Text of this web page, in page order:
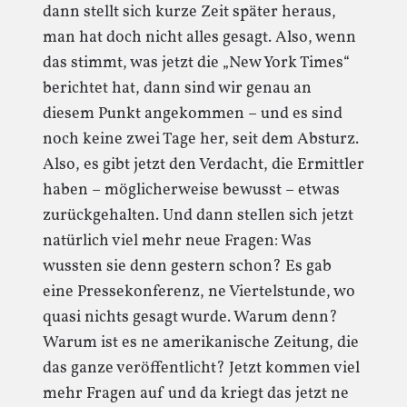
dann stellt sich kurze Zeit später heraus,
man hat doch nicht alles gesagt. Also, wenn
das stimmt, was jetzt die „New York Times“
berichtet hat, dann sind wir genau an
diesem Punkt angekommen – und es sind
noch keine zwei Tage her, seit dem Absturz.
Also, es gibt jetzt den Verdacht, die Ermittler
haben – möglicherweise bewusst – etwas
zurückgehalten. Und dann stellen sich jetzt
natürlich viel mehr neue Fragen: Was
wussten sie denn gestern schon? Es gab
eine Pressekonferenz, ne Viertelstunde, wo
quasi nichts gesagt wurde. Warum denn?
Warum ist es ne amerikanische Zeitung, die
das ganze veröffentlicht? Jetzt kommen viel
mehr Fragen auf und da kriegt das jetzt ne